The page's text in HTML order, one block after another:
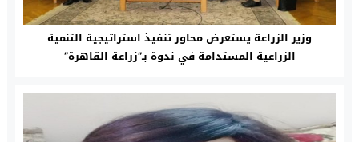
وزير الزراعة يستعرض محاور تنفيذ استراتيجية التنمية
الزراعية المستدامة في ندوة بـ”زراعة القاهرة”